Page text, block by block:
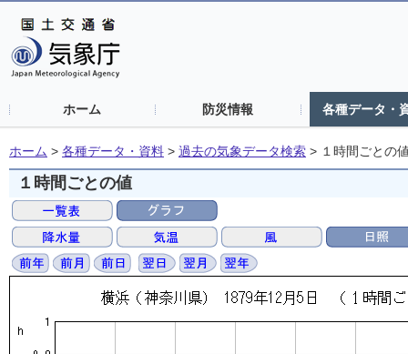
ホーム 防災情報 各種データ・
ホーム > 各種データ・資料 > 過去の気象データ検索 > １時間ごとの
１時間ごとの値